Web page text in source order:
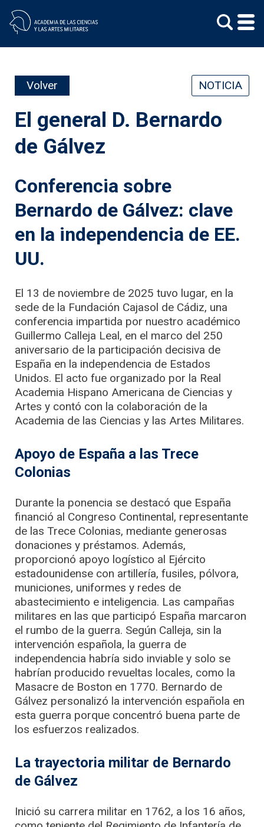
content
Volver NOTICIA
El general D. Bernardo
de Gálvez
Conferencia sobre
Bernardo de Gálvez: clave
en la independencia de EE.
UU.
El 13 de noviembre de 2025 tuvo lugar, en la
sede de la Fundación Cajasol de Cádiz, una
conferencia impartida por nuestro académico
Guillermo Calleja Leal, en el marco del 250
aniversario de la participación decisiva de
España en la independencia de Estados
Unidos. El acto fue organizado por la Real
Academia Hispano Americana de Ciencias y
Artes y contó con la colaboración de la
Academia de las Ciencias y las Artes Militares.
Apoyo de España a las Trece
Colonias
Durante la ponencia se destacó que España
financió al Congreso Continental, representante
de las Trece Colonias, mediante generosas
donaciones y préstamos. Además,
proporcionó apoyo logístico al Ejército
estadounidense con artillería, fusiles, pólvora,
municiones, uniformes y redes de
abastecimiento e inteligencia. Las campañas
militares en las que participó España marcaron
el rumbo de la guerra. Según Calleja, sin la
intervención española, la guerra de
independencia habría sido inviable y solo se
habrían producido revueltas locales, como la
Masacre de Boston en 1770. Bernardo de
Gálvez personalizó la intervención española en
esta guerra porque concentró buena parte de
los esfuerzos realizados.
La trayectoria militar de Bernardo
de Gálvez
Inició su carrera militar en 1762, a los 16 años,